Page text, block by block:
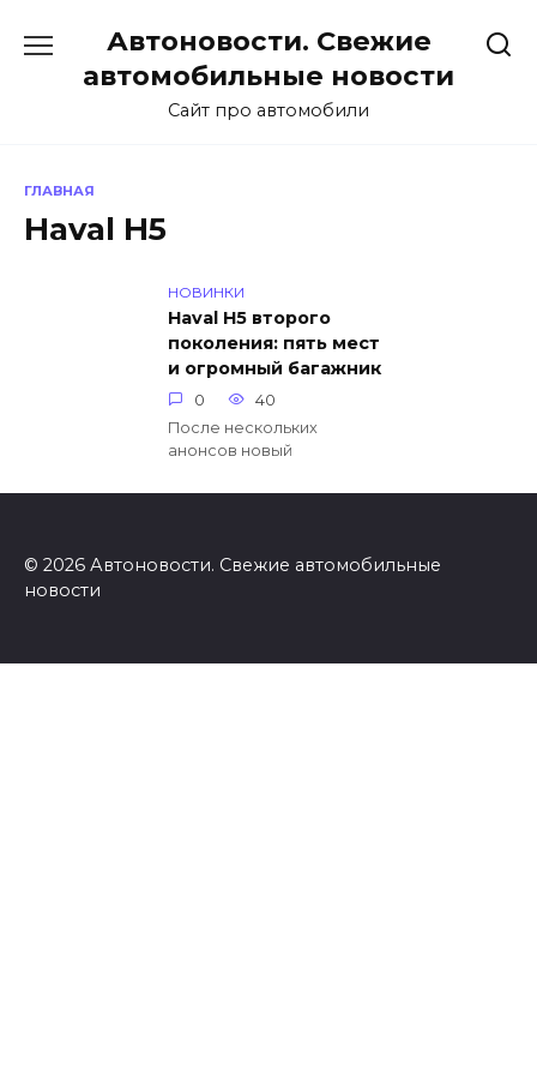
содержанию
Автоновости. Свежие
автомобильные новости
Сайт про автомобили
ГЛАВНАЯ
Haval H5
НОВИНКИ
Haval H5 второго
поколения: пять мест
и огромный багажник
0
40
После нескольких
анонсов новый
© 2026 Автоновости. Свежие автомобильные
новости